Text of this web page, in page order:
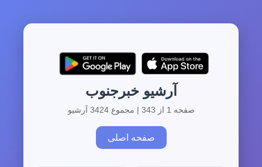
آرشیو خبرجنوب
صفحه 1 از 343 | مجموع 3424 آرشیو
صفحه اصلی